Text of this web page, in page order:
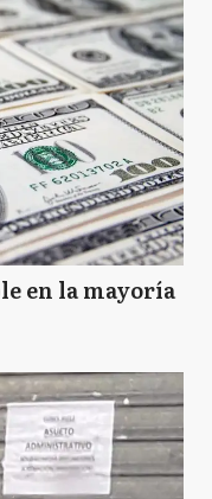
en la mayoría